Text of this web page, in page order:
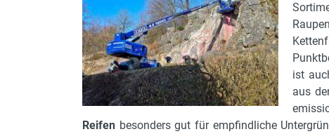
ist
aus
Reifen besonders gut für empfindliche